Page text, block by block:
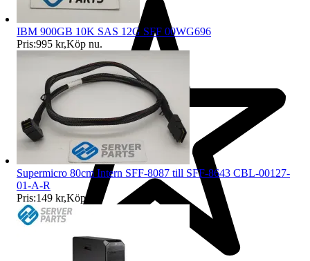
IBM 900GB 10K SAS 12G SFF 00WG696
Pris:995 kr,Köp nu.
Supermicro 80cm Intern SFF-8087 till SFF-8643 CBL-00127-
01-A-R
Pris:149 kr,Köp nu